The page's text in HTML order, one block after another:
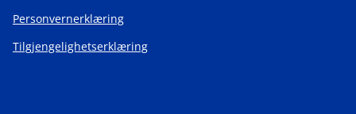
Personvernerklæring
Tilgjengelighetserklæring